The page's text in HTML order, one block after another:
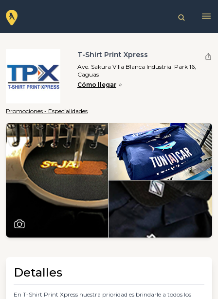
T-Shirt Print Xpress
Ave. Sakura Villa Blanca Industrial Park 16,
Caguas
Cómo llegar
Promociones - Especialidades
Detalles
En T-Shirt Print Xpress nuestra prioridad es brindarle a todos los